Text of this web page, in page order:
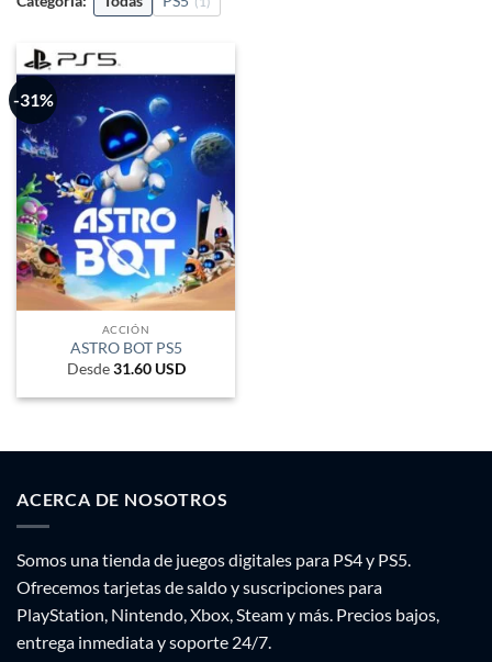
-31%
ACCIÓN
ASTRO BOT PS5
Desde31.60 USD
ACERCA DE NOSOTROS
Somos una tienda de juegos digitales para PS4 y PS5.
Ofrecemos tarjetas de saldo y suscripciones para
PlayStation, Nintendo, Xbox, Steam y más. Precios bajos,
entrega inmediata y soporte 24/7.